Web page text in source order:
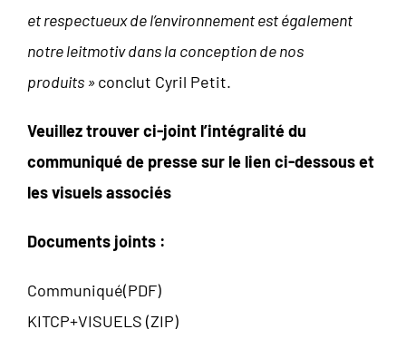
et respectueux de l’environnement est également
notre leitmotiv dans la conception de nos
produits » conclut Cyril Petit.
Veuillez trouver ci-joint l’intégralité du
communiqué de presse sur le lien ci-dessous et
les visuels associés
Documents joints :
Communiqué(PDF)
KITCP+VISUELS (ZIP)